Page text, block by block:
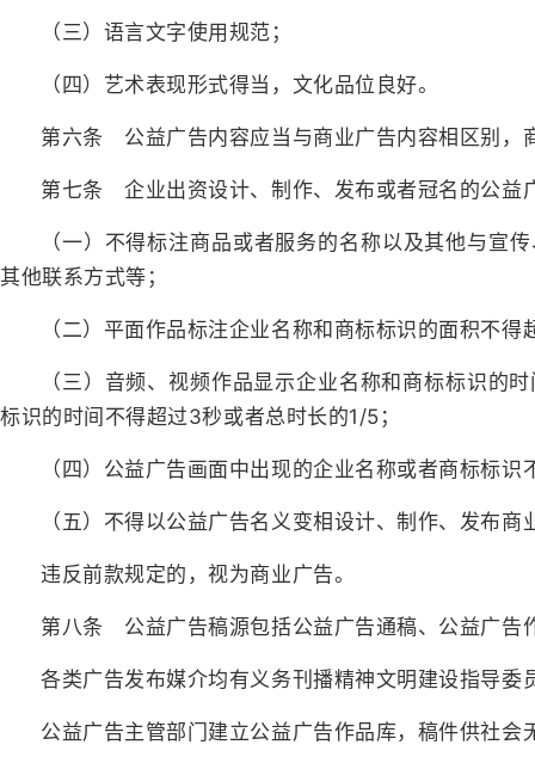
（三）语言文字使用规范；
（四）艺术表现形式得当，文化品位良好。
第六条 公益广告内容应当与商业广告内容相区别，
第七条 企业出资设计、制作、发布或者冠名的公益
（一）不得标注商品或者服务的名称以及其他与宣
其他联系方式等；
（二）平面作品标注企业名称和商标标识的面积不
（三）音频、视频作品显示企业名称和商标标识的
标识的时间不得超过3秒或者总时长的1/5；
（四）公益广告画面中出现的企业名称或者商标标
（五）不得以公益广告名义变相设计、制作、发布商
违反前款规定的，视为商业广告。
第八条 公益广告稿源包括公益广告通稿、公益广告
各类广告发布媒介均有义务刊播精神文明建设指导委
公益广告主管部门建立公益广告作品库，稿件供社会